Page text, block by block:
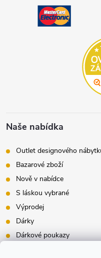
Naše nabídka
Outlet designového
Bazarové zboží
Nově v nabídce
S láskou vybrané
Výprodej
Dárky
Dárkové poukazy